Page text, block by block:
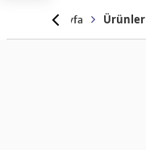
Anasayfa Ürünler